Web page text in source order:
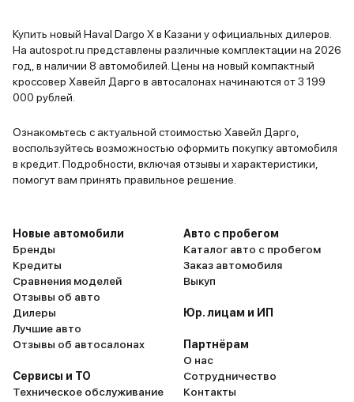
полосе
поездках.
например
Главное
Купить новый Haval Dargo X в Казани у официальных дилеров.
На autospot.ru представлены различные комплектации на 2026
год, в наличии 8 автомобилей. Цены на новый компактный
кроссовер Хавейл Дарго в автосалонах начинаются от 3 199
000 рублей.
Ознакомьтесь с актуальной стоимостью Хавейл Дарго,
воспользуйтесь возможностью оформить покупку автомобиля
в кредит. Подробности, включая отзывы и характеристики,
помогут вам принять правильное решение.
Новые автомобили
Бренды
Кредиты
Сравнения моделей
Отзывы об авто
Дилеры
Лучшие авто
Отзывы об автосалонах
Сервисы и ТО
Техническое обслуживание
Авто с пробегом
Каталог авто с пробегом
Заказ автомобиля
Выкуп
Юр. лицам и ИП
Партнёрам
О нас
Сотрудничество
Контакты